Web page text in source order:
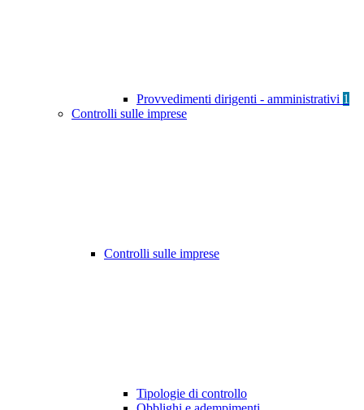
Provvedimenti dirigenti - amministrativi 1
Controlli sulle imprese
Controlli sulle imprese
Tipologie di controllo